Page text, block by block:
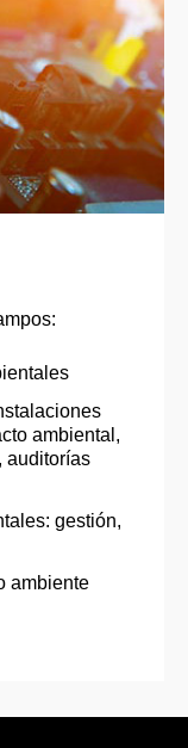
ambiental,
auditorías
gestión,
ambiente